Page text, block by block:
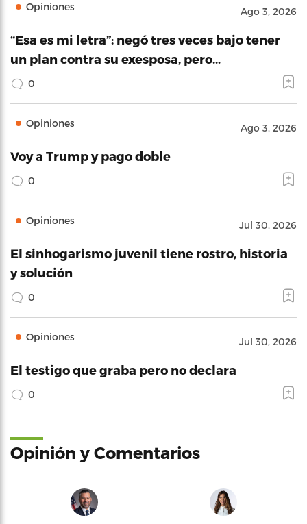
Opiniones Ago 3, 2026
“Esa es mi letra”: negó tres veces bajo tener
un plan contra su exesposa, pero…
0
Opiniones Ago 3, 2026
Voy a Trump y pago doble
0
Opiniones Jul 30, 2026
El sinhogarismo juvenil tiene rostro, historia
y solución
0
Opiniones Jul 30, 2026
El testigo que graba pero no declara
0
Opinión y Comentarios